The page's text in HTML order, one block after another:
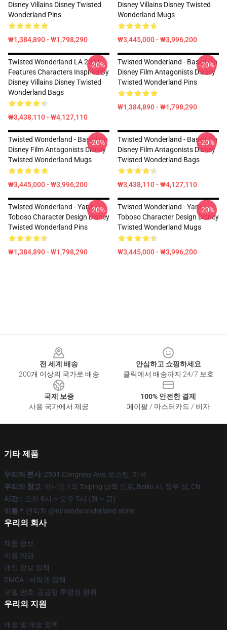
Disney Villains Disney Twisted
Wonderland Pins
₩1,384,890 - ₩1,798,290
Disney Villains Disney Twisted
Wonderland Mugs
₩3,445,000 - ₩3,996,200
Twisted Wonderland LA 2801 -
Features Characters Inspired By
Disney Villains Disney Twisted
Wonderland Bags
₩3,438,110 - ₩4,127,110
-20%
Twisted Wonderland - Based On
Disney Film Antagonists Disney
Twisted Wonderland Pins
₩1,384,890 - ₩1,798,290
-20%
Twisted Wonderland - Based On
Disney Film Antagonists Disney
Twisted Wonderland Mugs
₩3,445,000 - ₩3,996,200
-20%
Twisted Wonderland - Based On
Disney Film Antagonists Disney
Twisted Wonderland Bags
₩3,438,110 - ₩4,127,110
-20%
Twisted Wonderland - Yana
Toboso Character Design Disney
Twisted Wonderland Pins
₩1,384,890 - ₩1,798,290
-20%
Twisted Wonderland - Yana
Toboso Character Design Disney
Twisted Wonderland Mugs
₩3,445,000 - ₩3,996,200
-20%
전 세계 배송
200개 이상의 국가로 배송
안심하고 쇼핑하세요
클릭에서 배송까지 24/7 보호
국제 보증
사용 국가에서 제공
100% 안전한 결제
페이팔 / 마스터카드 / 비자
기타 제품
우리의 본사: 2501 Congress Ave, 오스틴, 미국
우리의 창고: 아니오 1의 Taiping 남쪽 도로, Beiliu 시, 장쑤 성, CN
시간 :: 오전 9시 ~ 오후 5시 (월 ~ 금)
이름 *: 연락처 @twistedwonderland.store
우리의 회사
제품 정보
이용 약관
개인 정보 정책
DMCA - 저작권 정책
모델 번호: 공급망 투명성 행위
우리의 지원
배송 및 배송 정책